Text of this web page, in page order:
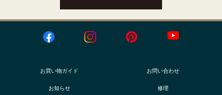
お買い物ガイド お問い合わせ
お知らせ 修理